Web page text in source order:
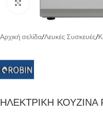
Αρχική σελίδα/Λευκές Συσκευές/
ΗΛΕΚΤΡΙΚΗ ΚΟΥΖΙΝΑ